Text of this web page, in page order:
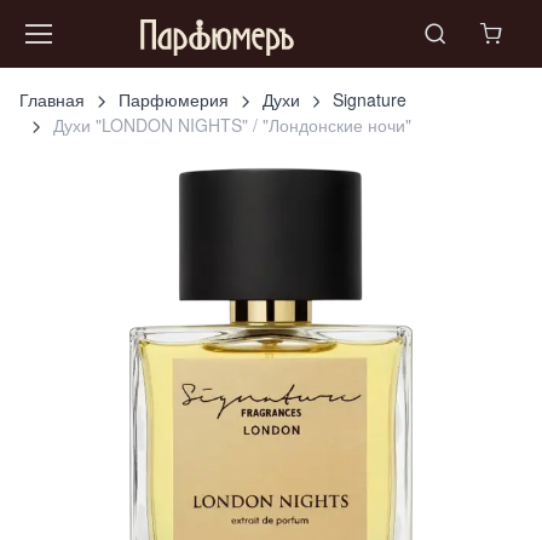
Главная Парфюмерия Духи
Signature
Духи "LONDON NIGHTS" / "Лондонские ночи"